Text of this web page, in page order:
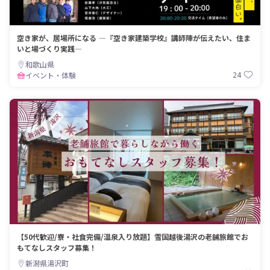
空き家が、居場所になる ―『空き家建築学校』講師陣が伝えたい、住ま
いと場づくり実践―
和歌山県
イベント・体験
24
【50代歓迎/寮・社食完備/温泉入り放題】雪国越後湯沢の老舗旅館でお
もてなしスタッフ募集！
新潟県湯沢町